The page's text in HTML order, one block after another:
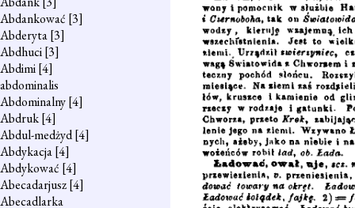
Abdankować [3]
Abderyta[3]
Abdhuci[3]
Abdimi[4]
abdominalis
Abdominalny[4]
Abdruk[4]
Abdul-medżyd[4]
Abdykacja[4]
Abdykować [4]
Abecadarjusz[4]
Abecadlarka